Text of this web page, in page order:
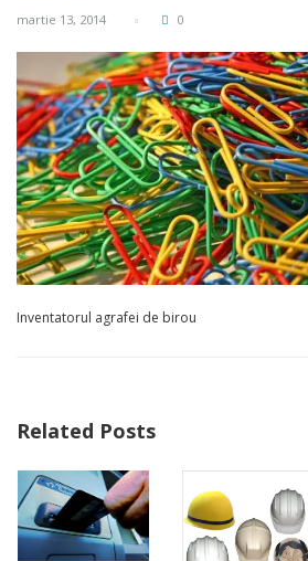
martie 13, 2014 0
Inventatorul agrafei de birou
Related Posts